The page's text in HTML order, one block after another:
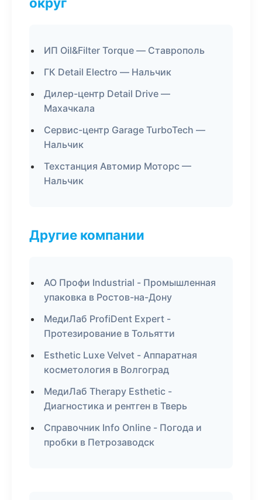
ИП Oil&Filter Torque — Ставрополь
ГК Detail Electro — Нальчик
Дилер-центр Detail Drive —
Махачкала
Сервис-центр Garage TurboTech —
Нальчик
Техстанция Автомир Моторс —
Нальчик
Другие компании
АО Профи Industrial - Промышленная
упаковка в Ростов-на-Дону
МедиЛаб ProfiDent Expert -
Протезирование в Тольятти
Esthetic Luxe Velvet - Аппаратная
косметология в Волгоград
МедиЛаб Therapy Esthetic -
Диагностика и рентген в Тверь
Справочник Info Online - Погода и
пробки в Петрозаводск